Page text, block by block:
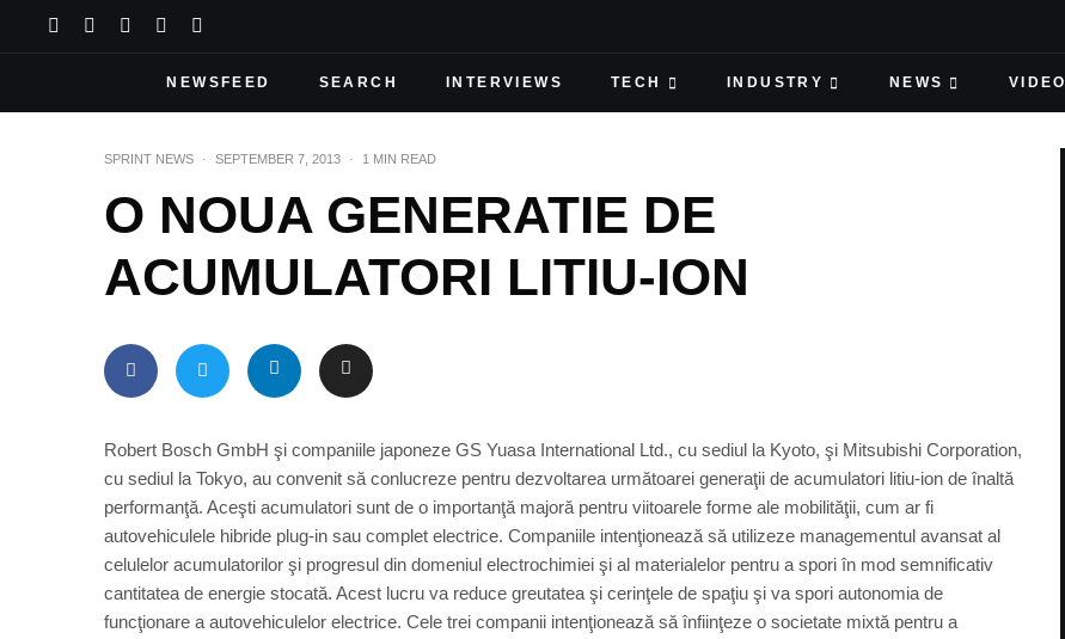
NEWSFEED SEARCH INTERVIEWS TECH INDUSTRY NEWS VIDEO
SPRINT NEWS · SEPTEMBER 7, 2013 · 1 MIN READ
O NOUA GENERATIE DE
ACUMULATORI LITIU-ION
Robert Bosch GmbH şi companiile japoneze GS Yuasa International Ltd., cu sediul la Kyoto, şi Mitsubishi Corporation,
cu sediul la Tokyo, au convenit să conlucreze pentru dezvoltarea următoarei generaţii de acumulatori litiu-ion de înaltă
performanţă. Aceşti acumulatori sunt de o importanţă majoră pentru viitoarele forme ale mobilităţii, cum ar fi
autovehiculele hibride plug-in sau complet electrice. Companiile intenţionează să utilizeze managementul avansat al
celulelor acumulatorilor şi progresul din domeniul electrochimiei şi al materialelor pentru a spori în mod semnificativ
cantitatea de energie stocată. Acest lucru va reduce greutatea şi cerinţele de spaţiu şi va spori autonomia de
funcţionare a autovehiculelor electrice. Cele trei companii intenţionează să înfiinţeze o societate mixtă pentru a